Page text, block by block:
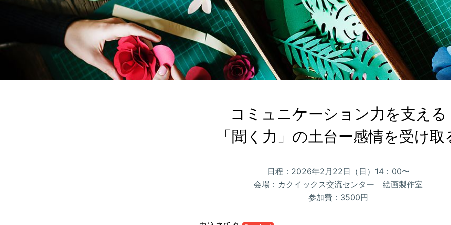
コミュニケーション力を支える
「聞く力」の土台ー感情を受け取
日程：2026年2月22日（日）14：00〜
会場：カクイックス交流センター 絵画製作室
参加費：3500円